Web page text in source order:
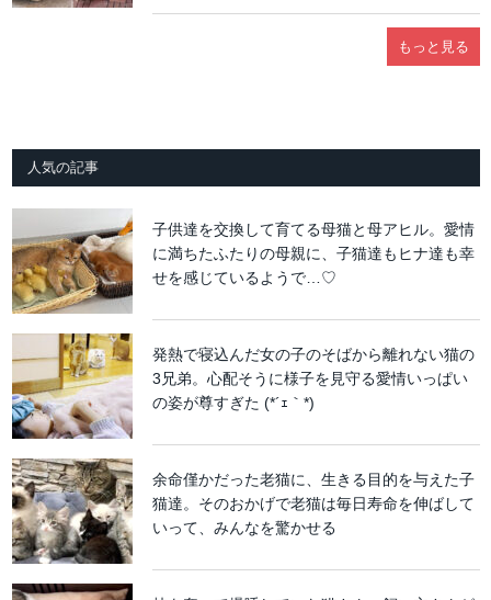
もっと見る
人気の記事
子供達を交換して育てる母猫と母アヒル。愛情
に満ちたふたりの母親に、子猫達もヒナ達も幸
せを感じているようで…♡
発熱で寝込んだ女の子のそばから離れない猫の
3兄弟。心配そうに様子を見守る愛情いっぱい
の姿が尊すぎた (*´ｪ｀*)
余命僅かだった老猫に、生きる目的を与えた子
猫達。そのおかげで老猫は毎日寿命を伸ばして
いって、みんなを驚かせる